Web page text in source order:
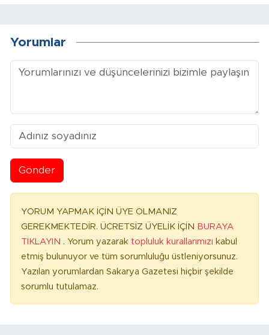
Yorumlar
Gönder
YORUM YAPMAK İÇİN ÜYE OLMANIZ
GEREKMEKTEDİR. ÜCRETSİZ ÜYELİK İÇİN BURAYA
TIKLAYIN . Yorum yazarak topluluk kurallarımızı kabul
etmiş bulunuyor ve tüm sorumluluğu üstleniyorsunuz.
Yazılan yorumlardan Sakarya Gazetesi hiçbir şekilde
sorumlu tutulamaz.